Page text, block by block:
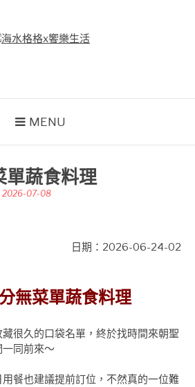
MENU
單蔬食料理
2026-07-08
日期：2026-06-24-02
無菜單蔬食料理
久的口袋名單，終於找時間來朝聖
同前來～
也建議提前訂位，不然真的一位難